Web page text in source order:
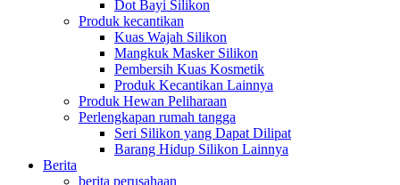
Dot Bayi Silikon
Produk kecantikan
Kuas Wajah Silikon
Mangkuk Masker Silikon
Pembersih Kuas Kosmetik
Produk Kecantikan Lainnya
Produk Hewan Peliharaan
Perlengkapan rumah tangga
Seri Silikon yang Dapat Dilipat
Barang Hidup Silikon Lainnya
Berita
berita perusahaan